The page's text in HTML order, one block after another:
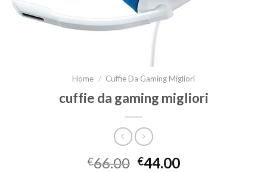
Home / Cuffie Da Gaming Migliori
cuffie da gaming migliori
€66.00 €44.00